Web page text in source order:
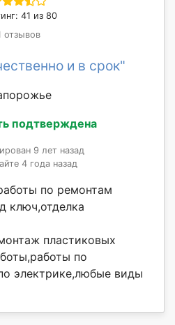
41 из 80
отзывов
и в срок"
подтверждена
9 лет назад
4 года назад
по ремонтам
ключ,отделка
пластиковых
по
электрике,любые виды